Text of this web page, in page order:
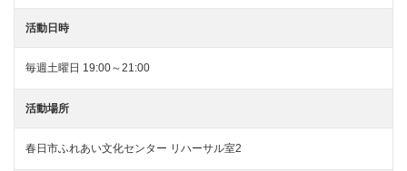
活動日時
毎週土曜日 19:00～21:00
活動場所
春日市ふれあい文化センター リハーサル室2